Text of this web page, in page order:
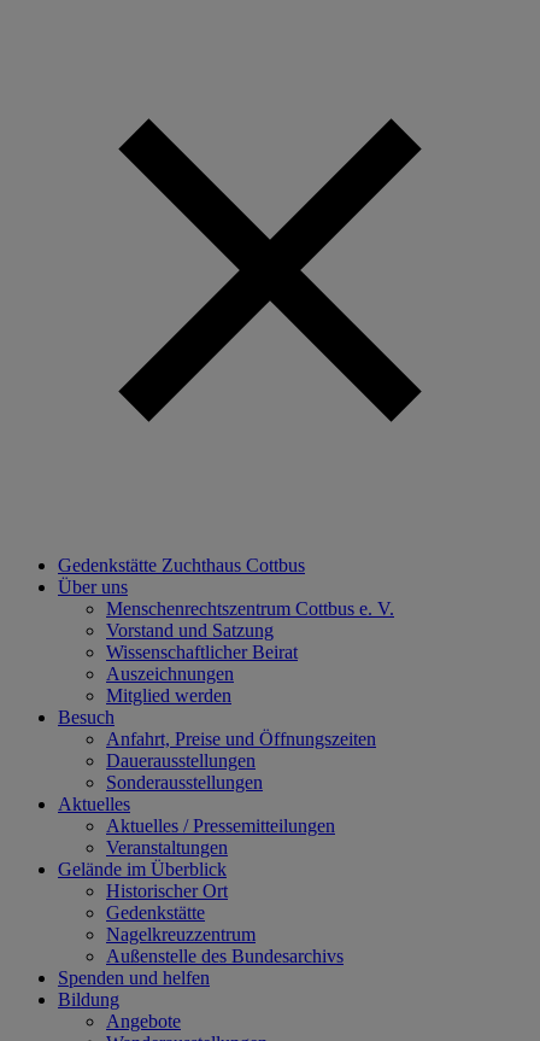
Gedenkstätte Zuchthaus Cottbus
Über uns
Menschenrechtszentrum Cottbus e. V.
Vorstand und Satzung
Wissenschaftlicher Beirat
Auszeichnungen
Mitglied werden
Besuch
Anfahrt, Preise und Öffnungszeiten
Dauerausstellungen
Sonderausstellungen
Aktuelles
Aktuelles / Pressemitteilungen
Veranstaltungen
Gelände im Überblick
Historischer Ort
Gedenkstätte
Nagelkreuzzentrum
Außenstelle des Bundesarchivs
Spenden und helfen
Bildung
Angebote